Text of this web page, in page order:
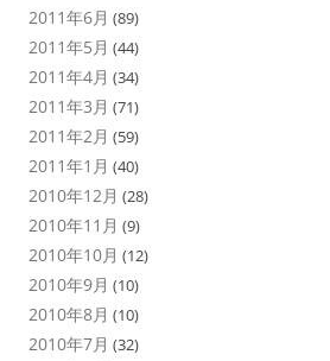
2011年6月 (89)
2011年5月 (44)
2011年4月 (34)
2011年3月 (71)
2011年2月 (59)
2011年1月 (40)
2010年12月 (28)
2010年11月 (9)
2010年10月 (12)
2010年9月 (10)
2010年8月 (10)
2010年7月 (32)